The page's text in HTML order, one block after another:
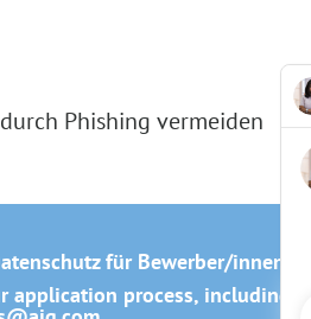
Phishing vermeiden
für Bewerber/innen
process, including